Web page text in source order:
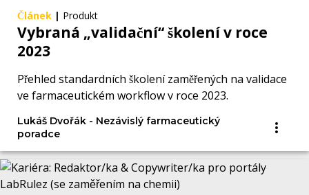
Článek | Produkt
Vybraná „validační“ školení v roce
2023
Přehled standardních školení zaměřených na validace
ve farmaceutickém workflow v roce 2023.
Lukáš Dvořák - Nezávislý farmaceutický
poradce